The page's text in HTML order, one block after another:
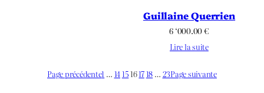
Guillaine Querrien
6 ‘000.00€
Lire la suite
Page précédente1 … 1415161718 … 23Page suivante